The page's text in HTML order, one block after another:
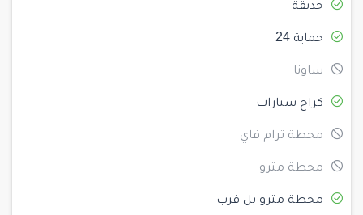
حديقة
حماية 24
ساونا
كراج سيارات
محطة ترام فاي
محطة مترو
محطة مترو بل قرب